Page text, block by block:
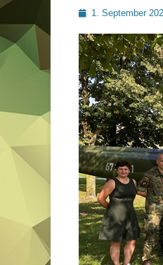
Posted1. September